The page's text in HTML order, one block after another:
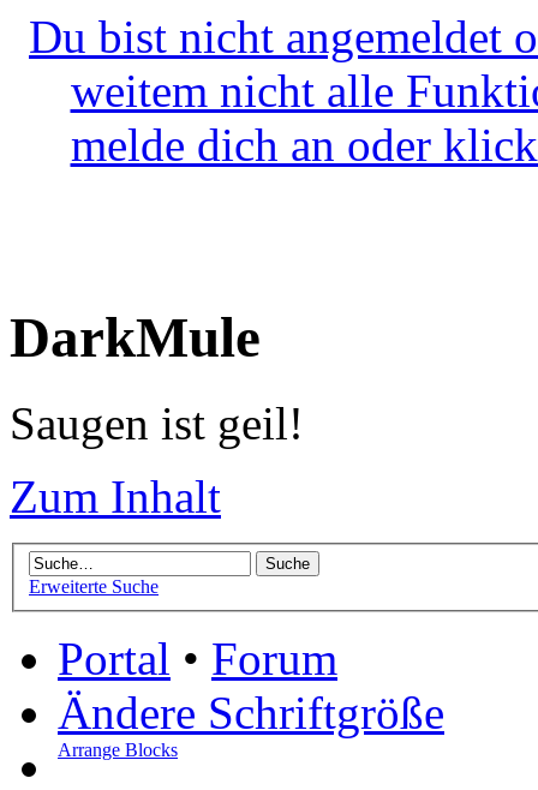
Du bist nicht angemeldet
weitem nicht alle
melde dich an oder
DarkMule
Saugen ist geil!
Zum Inhalt
Erweiterte Suche
Portal • Forum
Ändere Schriftgröße
Arrange Blocks